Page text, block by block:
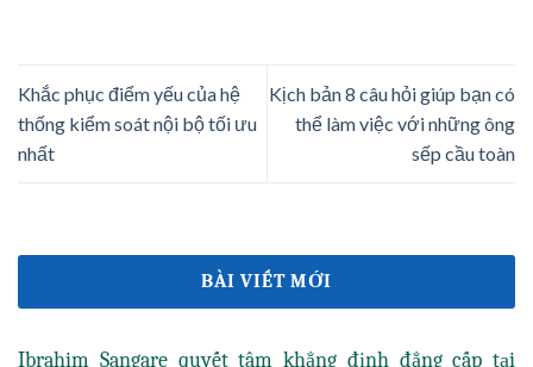
Khắc phục điểm yếu của hệ
thống kiểm soát nội bộ tối ưu
nhất
Kịch bản 8 câu hỏi giúp bạn có
thể làm việc với những ông
sếp cầu toàn
BÀI VIẾT MỚI
Ibrahim Sangare quyết tâm khẳng định đẳng cấp tại